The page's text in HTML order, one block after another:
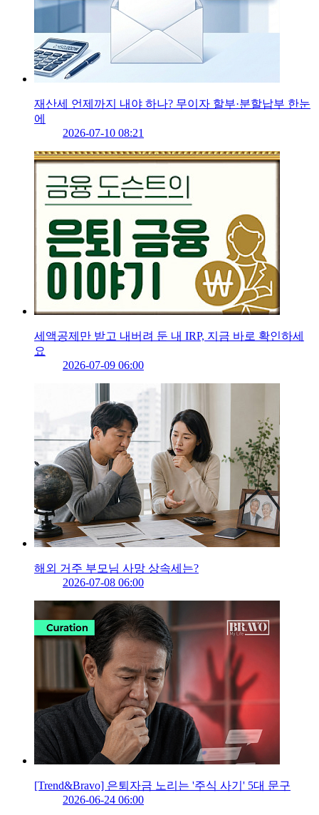
재산세 언제까지 내야 하나? 무이자 할부·분할납부 한눈
에
2026-07-10 08:21
세액공제만 받고 내버려 둔 내 IRP, 지금 바로 확인하세
요
2026-07-09 06:00
해외 거주 부모님 사망 상속세는?
2026-07-08 06:00
[Trend&Bravo] 은퇴자금 노리는 '주식 사기' 5대 문구
2026-06-24 06:00